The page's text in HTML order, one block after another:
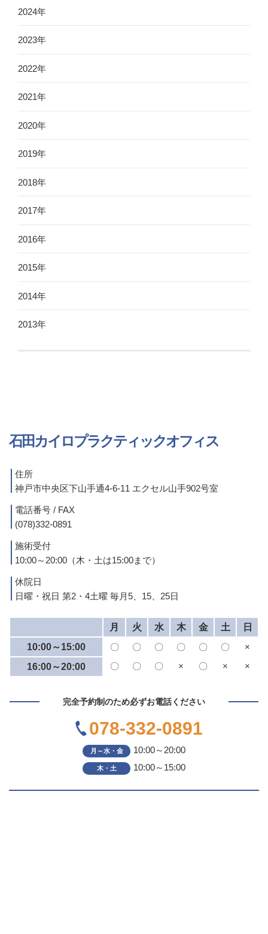
2024年
2023年
2022年
2021年
2020年
2019年
2018年
2017年
2016年
2015年
2014年
2013年
石田カイロプラクティックオフィス
住所
神戸市中央区下山手通4-6-11 エクセル山手902号室
電話番号 / FAX
(078)332-0891
施術受付
10:00～20:00（木・土は15:00まで）
休院日
日曜・祝日 第2・4土曜 毎月5、15、25日
月 火 水 木 金 土
日
10:00～15:00
〇 〇 〇 〇 〇 〇
×
16:00～20:00
〇 〇 〇 × 〇 × ×
完全予約制のため必ずお電話ください
078-332-0891
月～水・金 10:00～20:00
木・土 10:00～15:00